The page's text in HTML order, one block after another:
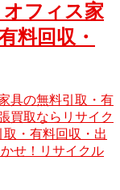
フィス家
料回収・
具の無料引取・有
買取ならリサイク
・有料回収・出
せ！リサイクル